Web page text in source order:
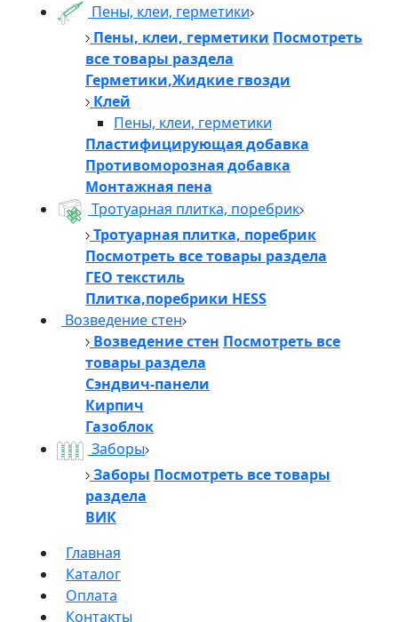
Пены, клеи, герметики
Пены, клеи, герметики Посмотреть
все товары раздела
Герметики,Жидкие гвозди
Клей
Пены, клеи, герметики
Пластифицирующая добавка
Противоморозная добавка
Монтажная пена
Тротуарная плитка, поребрик
Тротуарная плитка, поребрик
Посмотреть все товары раздела
ГЕО текстиль
Плитка,поребрики HESS
Возведение стен
Возведение стен Посмотреть все
товары раздела
Сэндвич-панели
Кирпич
Газоблок
Заборы
Заборы Посмотреть все товары
раздела
ВИК
Главная
Каталог
Оплата
Контакты